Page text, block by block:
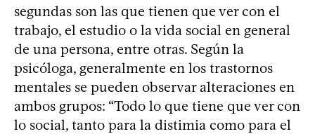
segundas son las que tienen que ver con el
trabajo, el estudio o la vida social en general
de una persona, entre otras. Según la
psicóloga, generalmente en los trastornos
mentales se pueden observar alteraciones en
ambos grupos: “Todo lo que tiene que ver con
lo social, tanto para la distimia como para el